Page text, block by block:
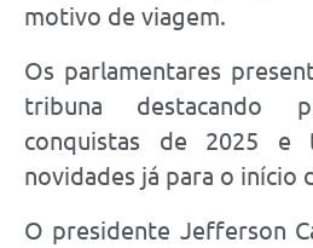
motivo de viagem.
Os parlamentares
tribuna destacando
conquistas de 2025 e
novidades já para o início
O presidente Jefferson